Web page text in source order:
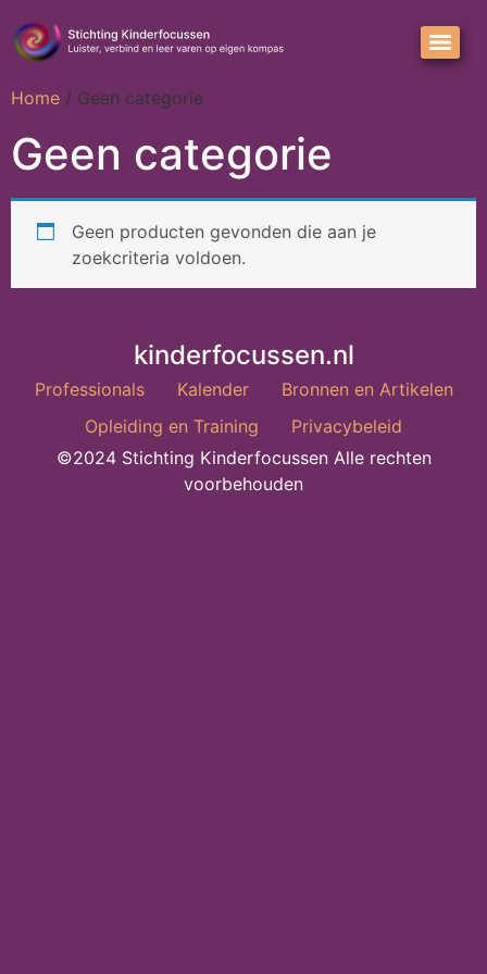
Home / Geen categorie
Geen categorie
Geen producten gevonden die aan je
zoekcriteria voldoen.
kinderfocussen.nl
Professionals Kalender
Bronnen en Artikelen
Opleiding en Training
Privacybeleid
©2024 Stichting Kinderfocussen Alle rechten
voorbehouden